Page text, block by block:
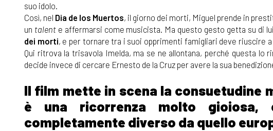
suo idolo.
Così, nel Dia de los Muertos, il giorno dei morti, Miguel prende in
un talent e affermarsi come musicista. Ma questo gesto getta su di
dei morti, e per tornare tra i suoi opprimenti famigliari deve riuscire
Qui ritrova la trisavola Imelda, ma se ne allontana, perché questa
decide invece di cercare Ernesto de la Cruz per avere la sua
Il film mette in scena la consuetudine
è una ricorrenza molto
completamente diverso da quello